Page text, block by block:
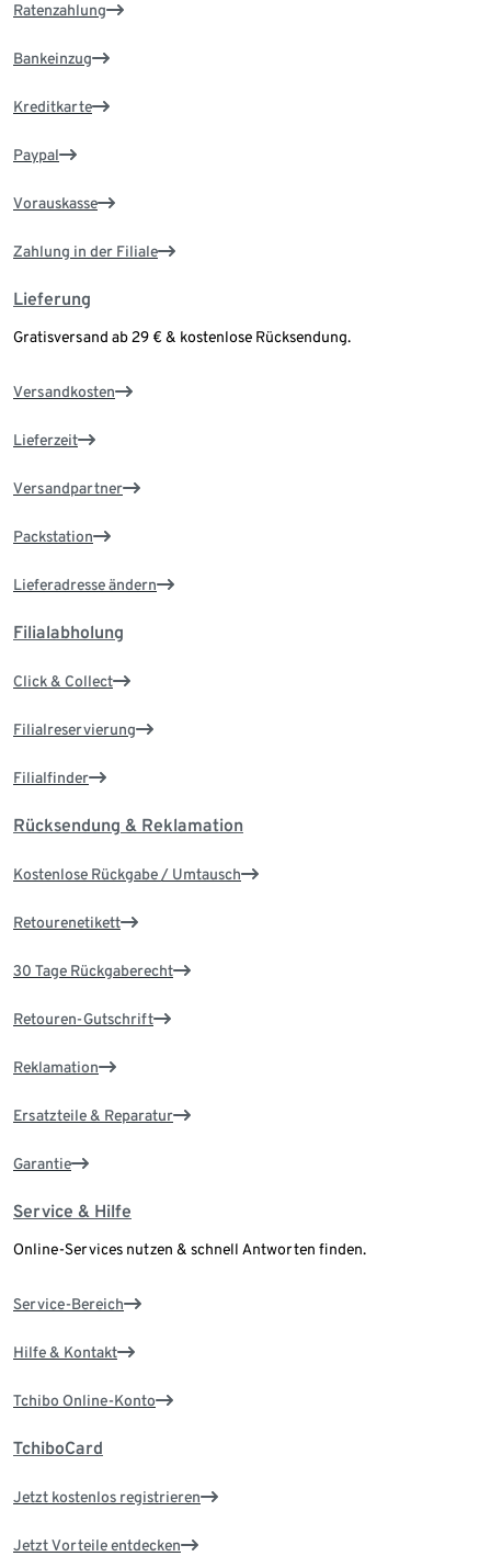
Ratenzahlung
Bankeinzug
Kreditkarte
Paypal
Vorauskasse
Zahlung in der Filiale
Lieferung
Gratisversand ab 29 € & kostenlose Rücksendung.
Versandkosten
Lieferzeit
Versandpartner
Packstation
Lieferadresse ändern
Filialabholung
Click & Collect
Filialreservierung
Filialfinder
Rücksendung & Reklamation
Kostenlose Rückgabe / Umtausch
Retourenetikett
30 Tage Rückgaberecht
Retouren-Gutschrift
Reklamation
Ersatzteile & Reparatur
Garantie
Service & Hilfe
Online-Services nutzen & schnell Antworten finden.
Service-Bereich
Hilfe & Kontakt
Tchibo Online-Konto
TchiboCard
Jetzt kostenlos registrieren
Jetzt Vorteile entdecken